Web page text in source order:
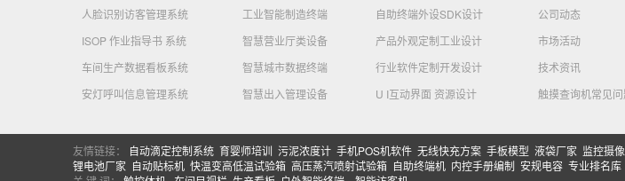
人脸识别访客管理系统
ISOP 作业指导书 系统
车间生产数据看板系统
安灯呼叫信息管理系统
工业智能制造终端
智慧营业厅类设备
智慧城市数据终端
智慧出入管理设备
自助终端外设SDK设计
产品外观定制工业设计
行业软件定制开发设计
U I互动界面 资源设计
公司动态
市场活动
技术资讯
触摸查询机常见
友情链接： 自动滴定控制系统 育婴师培训 污泥浓度计 手机POS机软件 无线快充方案 手板模型 液袋厂家 监控摄
锂电池厂家 自动贴标机 快温变高低温试验箱 高压蒸汽喷射试验箱 自助终端机 内控手册编制 安规电容 专业排名库